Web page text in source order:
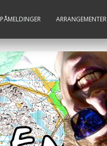
PÅMELDINGER ARRANGEMENTER